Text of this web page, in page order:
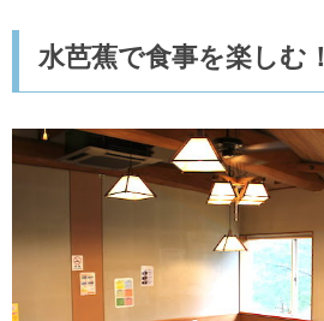
水芭蕉で食事を楽しむ！